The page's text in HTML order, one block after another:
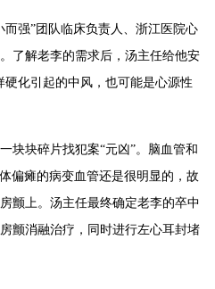
强”团队临床负责人、浙江医院心
了解老李的需求后，汤主任给他安
化引起的中风，也可能是心源性
块块碎片找犯案“元凶”。脑血管和
偏瘫的病变血管还是很明显的，故
颤上。汤主任最终确定老李的卒中
颤消融治疗，同时进行左心耳封堵